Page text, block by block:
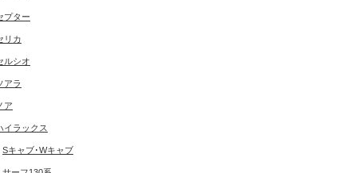
プター
リカ
ルシオ
アラ
ア
イラックス
Sキャブ･Wキャブ